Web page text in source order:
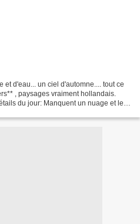
et d'eau... un ciel d'automne.... tout ce
, paysages vraiment hollandais.
du jour: Manquent un nuage et les